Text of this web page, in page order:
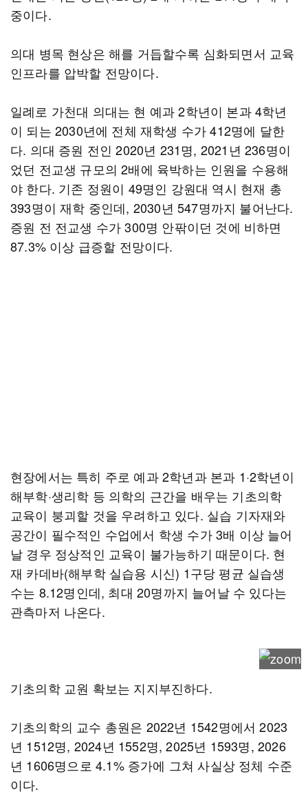
중이다.
의대 병목 현상은 해를 거듭할수록 심화되면서 교육
인프라를 압박할 전망이다.
일례로 가천대 의대는 현 예과 2학년이 본과 4학년
이 되는 2030년에 전체 재학생 수가 412명에 달한
다. 의대 증원 전인 2020년 231명, 2021년 236명이
었던 전교생 규모의 2배에 육박하는 인원을 수용해
야 한다. 기존 정원이 49명인 강원대 역시 현재 총
393명이 재학 중인데, 2030년 547명까지 불어난다.
증원 전 전교생 수가 300명 안팎이던 것에 비하면
87.3% 이상 급증할 전망이다.
현장에서는 특히 주로 예과 2학년과 본과 1·2학년이
해부학·생리학 등 의학의 근간을 배우는 기초의학
교육이 붕괴할 것을 우려하고 있다. 실습 기자재와
공간이 필수적인 수업에서 학생 수가 3배 이상 늘어
날 경우 정상적인 교육이 불가능하기 때문이다. 현
재 카데바(해부학 실습용 시신) 1구당 평균 실습생
수는 8.12명인데, 최대 20명까지 늘어날 수 있다는
관측마저 나온다.
기초의학 교원 확보는 지지부진하다.
기초의학의 교수 총원은 2022년 1542명에서 2023
년 1512명, 2024년 1552명, 2025년 1593명, 2026
년 1606명으로 4.1% 증가에 그쳐 사실상 정체 수준
이다.